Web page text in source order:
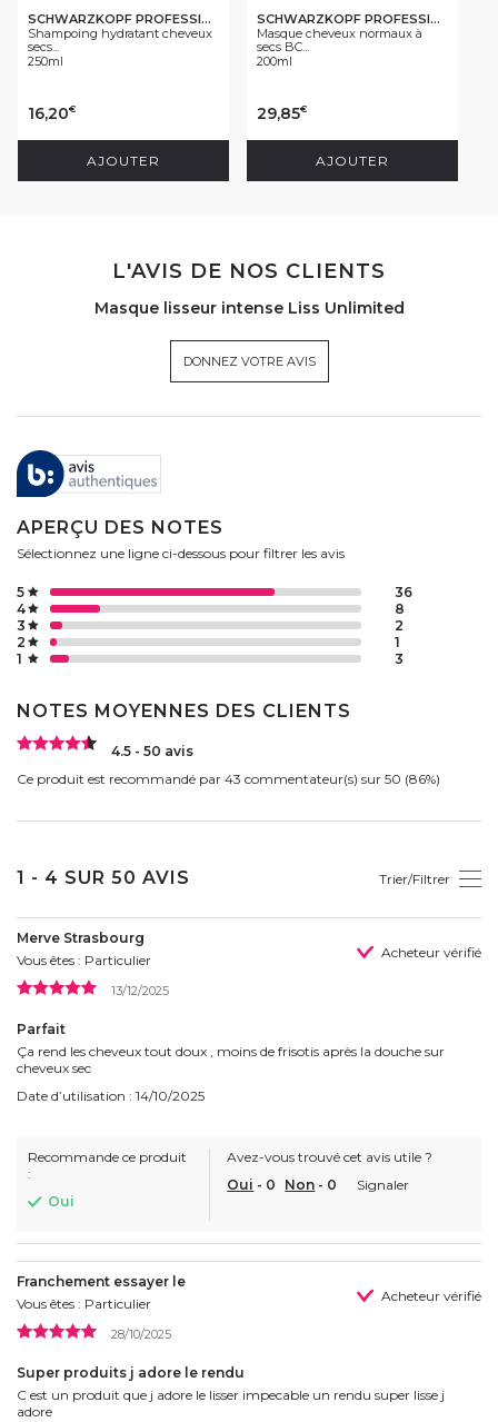
SCHWARZKOPF PROFESSIONAL
Shampoing hydratant cheveux
secs...
250ml
16,20€
AJOUTER
SCHWARZKOPF PROFESSIONAL
Masque cheveux normaux à
secs BC...
200ml
29,85€
AJOUTER
L'AVIS DE NOS CLIENTS
Masque lisseur intense Liss Unlimited
DONNEZ VOTRE AVIS
APERÇU DES NOTES
Sélectionnez une ligne ci-dessous pour filtrer les avis
1 3
2 1
3 2
4 8
5 36
NOTES MOYENNES DES CLIENTS
4.5 - 50 avis
Ce produit est recommandé par 43 commentateur(s) sur 50 (86%)
1 - 4 SUR 50 AVIS Trier/Filtrer
Merve Strasbourg
Vous êtes : Particulier
Acheteur vérifié
13/12/2025
Parfait
Ça rend les cheveux tout doux , moins de frisotis après la douche sur
cheveux sec
Date d’utilisation : 14/10/2025
Recommande ce produit
:
Oui
Avez-vous trouvé cet avis utile ?
Oui - 0 Non - 0 Signaler
Franchement essayer le
Vous êtes : Particulier
Acheteur vérifié
28/10/2025
Super produits j adore le rendu
C est un produit que j adore le lisser impecable un rendu super lisse j
adore